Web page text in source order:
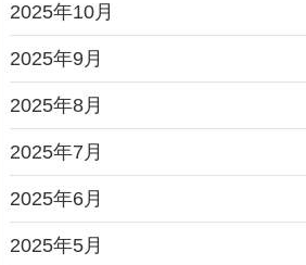
2025年10月
2025年9月
2025年8月
2025年7月
2025年6月
2025年5月